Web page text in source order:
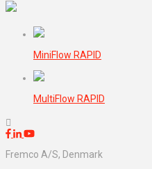
MiniFlow RAPID
MultiFlow RAPID
Fremco A/S, Denmark